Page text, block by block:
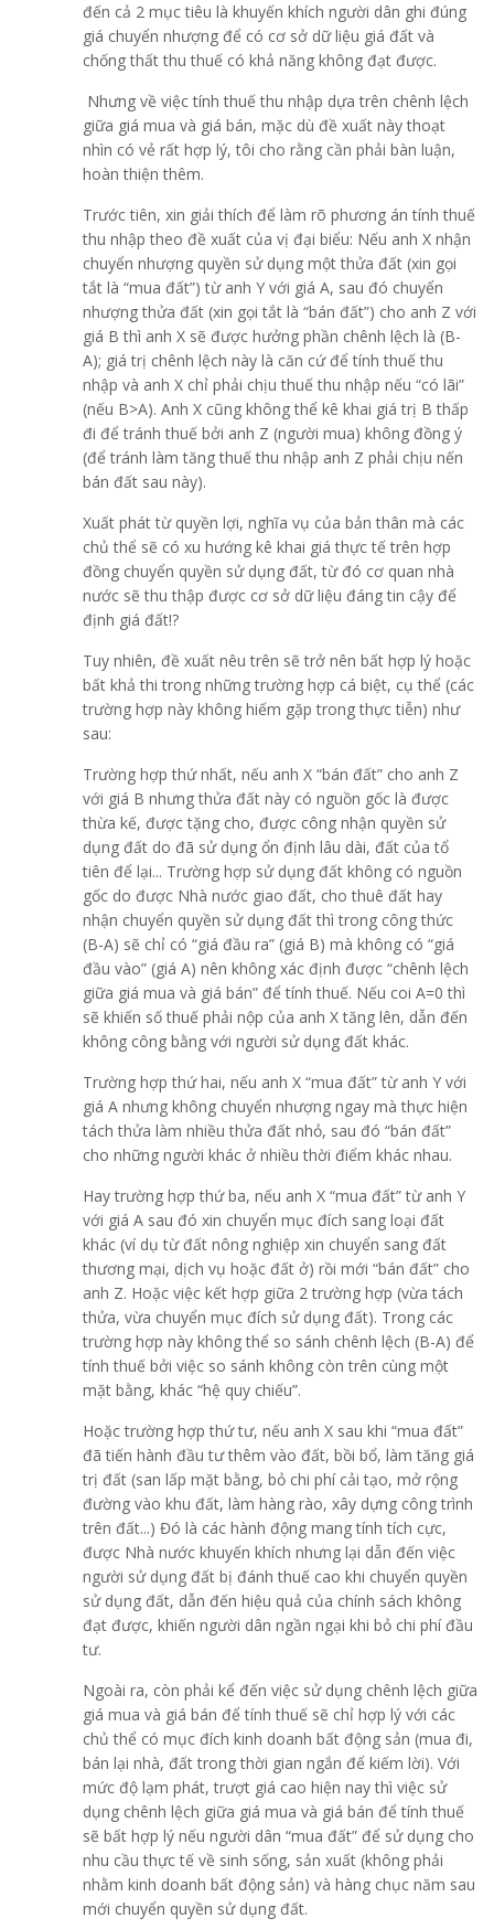
đến cả 2 mục tiêu là khuyến khích người dân ghi đúng
giá chuyển nhượng để có cơ sở dữ liệu giá đất và
chống thất thu thuế có khả năng không đạt được.
Nhưng về việc tính thuế thu nhập dựa trên chênh lệch
giữa giá mua và giá bán, mặc dù đề xuất này thoạt
nhìn có vẻ rất hợp lý, tôi cho rằng cần phải bàn luận,
hoàn thiện thêm.
Trước tiên, xin giải thích để làm rõ phương án tính thuế
thu nhập theo đề xuất của vị đại biểu: Nếu anh X nhận
chuyển nhượng quyền sử dụng một thửa đất (xin gọi
tắt là “mua đất”) từ anh Y với giá A, sau đó chuyển
nhượng thửa đất (xin gọi tắt là “bán đất”) cho anh Z với
giá B thì anh X sẽ được hưởng phần chênh lệch là (B-
A); giá trị chênh lệch này là căn cứ để tính thuế thu
nhập và anh X chỉ phải chịu thuế thu nhập nếu “có lãi”
(nếu B>A). Anh X cũng không thể kê khai giá trị B thấp
đi để tránh thuế bởi anh Z (người mua) không đồng ý
(để tránh làm tăng thuế thu nhập anh Z phải chịu nến
bán đất sau này).
Xuất phát từ quyền lợi, nghĩa vụ của bản thân mà các
chủ thể sẽ có xu hướng kê khai giá thực tế trên hợp
đồng chuyển quyền sử dụng đất, từ đó cơ quan nhà
nước sẽ thu thập được cơ sở dữ liệu đáng tin cậy để
định giá đất!?
Tuy nhiên, đề xuất nêu trên sẽ trở nên bất hợp lý hoặc
bất khả thi trong những trường hợp cá biệt, cụ thể (các
trường hợp này không hiếm gặp trong thực tiễn) như
sau:
Trường hợp thứ nhất, nếu anh X “bán đất” cho anh Z
với giá B nhưng thửa đất này có nguồn gốc là được
thừa kế, được tặng cho, được công nhận quyền sử
dụng đất do đã sử dụng ổn định lâu dài, đất của tổ
tiên để lại... Trường hợp sử dụng đất không có nguồn
gốc do được Nhà nước giao đất, cho thuê đất hay
nhận chuyển quyền sử dụng đất thì trong công thức
(B-A) sẽ chỉ có “giá đầu ra” (giá B) mà không có “giá
đầu vào” (giá A) nên không xác định được “chênh lệch
giữa giá mua và giá bán” để tính thuế. Nếu coi A=0 thì
sẽ khiến số thuế phải nộp của anh X tăng lên, dẫn đến
không công bằng với người sử dụng đất khác.
Trường hợp thứ hai, nếu anh X “mua đất” từ anh Y với
giá A nhưng không chuyển nhượng ngay mà thực hiện
tách thửa làm nhiều thửa đất nhỏ, sau đó “bán đất”
cho những người khác ở nhiều thời điểm khác nhau.
Hay trường hợp thứ ba, nếu anh X “mua đất” từ anh Y
với giá A sau đó xin chuyển mục đích sang loại đất
khác (ví dụ từ đất nông nghiệp xin chuyển sang đất
thương mại, dịch vụ hoặc đất ở) rồi mới “bán đất” cho
anh Z. Hoặc việc kết hợp giữa 2 trường hợp (vừa tách
thửa, vừa chuyển mục đích sử dụng đất). Trong các
trường hợp này không thể so sánh chênh lệch (B-A) để
tính thuế bởi việc so sánh không còn trên cùng một
mặt bằng, khác “hệ quy chiếu”.
Hoặc trường hợp thứ tư, nếu anh X sau khi “mua đất”
đã tiến hành đầu tư thêm vào đất, bồi bổ, làm tăng giá
trị đất (san lấp mặt bằng, bỏ chi phí cải tạo, mở rộng
đường vào khu đất, làm hàng rào, xây dựng công trình
trên đất...) Đó là các hành động mang tính tích cực,
được Nhà nước khuyến khích nhưng lại dẫn đến việc
người sử dụng đất bị đánh thuế cao khi chuyển quyền
sử dụng đất, dẫn đến hiệu quả của chính sách không
đạt được, khiến người dân ngần ngại khi bỏ chi phí đầu
tư.
Ngoài ra, còn phải kể đến việc sử dụng chênh lệch giữa
giá mua và giá bán để tính thuế sẽ chỉ hợp lý với các
chủ thể có mục đích kinh doanh bất động sản (mua đi,
bán lại nhà, đất trong thời gian ngắn để kiếm lời). Với
mức độ lạm phát, trượt giá cao hiện nay thì việc sử
dụng chênh lệch giữa giá mua và giá bán để tính thuế
sẽ bất hợp lý nếu người dân “mua đất” để sử dụng cho
nhu cầu thực tế về sinh sống, sản xuất (không phải
nhằm kinh doanh bất động sản) và hàng chục năm sau
mới chuyển quyền sử dụng đất.